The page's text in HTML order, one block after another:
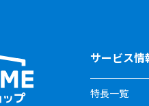
サービス情
特長一覧